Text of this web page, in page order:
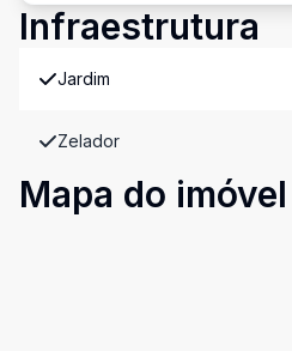
Infraestrutura
Jardim
Zelador
Mapa do imóvel